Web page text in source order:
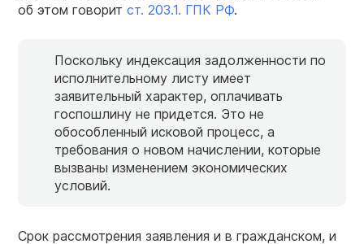
об этом говорит ст. 203.1. ГПК РФ.
Поскольку индексация задолженности по
исполнительному листу имеет
заявительный характер, оплачивать
госпошлину не придется. Это не
обособленный исковой процесс, а
требования о новом начислении, которые
вызваны изменением экономических
условий.
Срок рассмотрения заявления и в гражданском, и